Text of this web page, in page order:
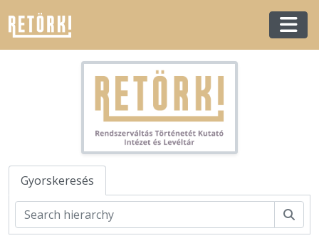
Skip to main content
Gyorskeresés